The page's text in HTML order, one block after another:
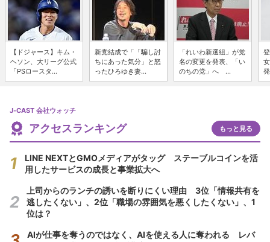
【ドジャース】キム・
ヘソン、大リーグ公式
「PSロースタ...
新党結成で「「騙し討
ちにあった気分」と怒
ったひろゆき妻...
「れいわ新選組」が党
名の変更を発表、「い
のちの党」へ ...
J-CAST 会社ウォッチ
アクセスランキング もっと見る
LINE NEXTとGMOメディアがタッグ ステーブルコインを活
用したサービスの成長と事業拡大へ
上司からのランチの誘いを断りにくい理由 3位「情報共有を
逃したくない」、2位「職場の雰囲気を悪くしたくない」、1
位は？
AIが仕事を奪うのではなく、AIを使える人に奪われる レバ